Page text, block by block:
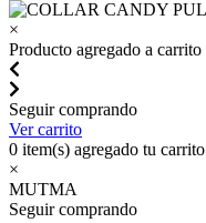
×
Producto agregado a carrito
Seguir comprando
Ver carrito
0 item(s) agregado tu carrito
×
MUTMA
Seguir comprando